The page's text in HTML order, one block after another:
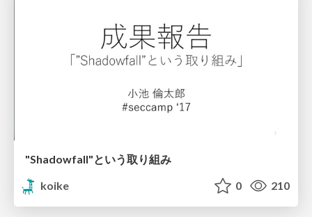
"Shadowfall"という取り組み
koike
0 210